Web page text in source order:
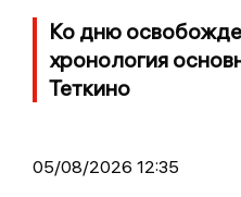
Ко дню
хронология
Теткино
05/08/2026 12:35